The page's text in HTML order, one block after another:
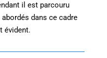
il est parcouru
dans ce cadre
évident.